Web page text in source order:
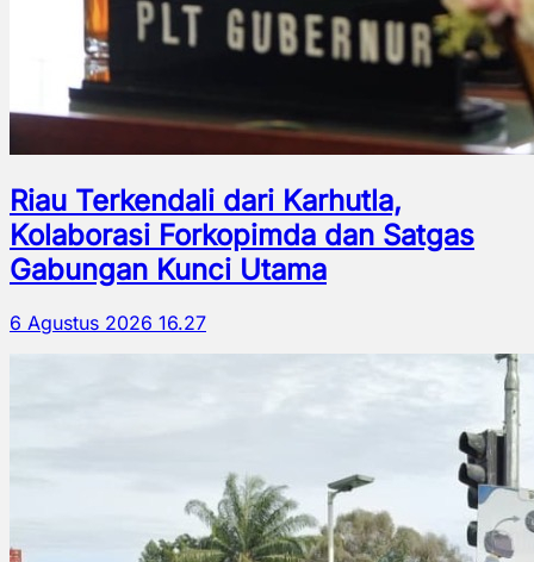
Riau Terkendali dari Karhutla,
Kolaborasi Forkopimda dan Satgas
Gabungan Kunci Utama
6 Agustus 2026 16.27